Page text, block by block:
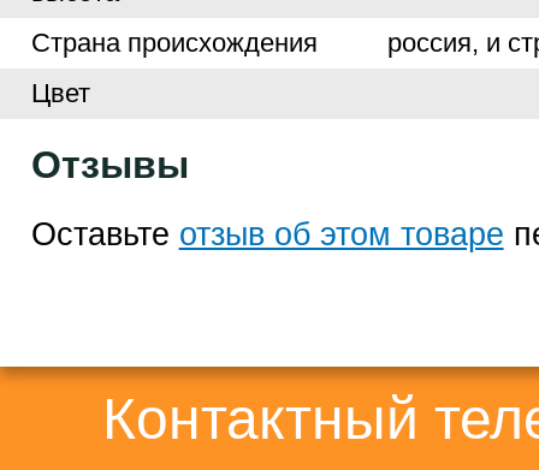
Страна происхождения
россия, и
Цвет
Отзывы
Оставьте отзыв об этом товаре
Контактный